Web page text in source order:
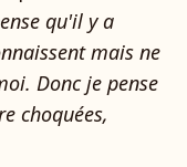
qu'il y a
mais ne
Donc je pense
choquées,